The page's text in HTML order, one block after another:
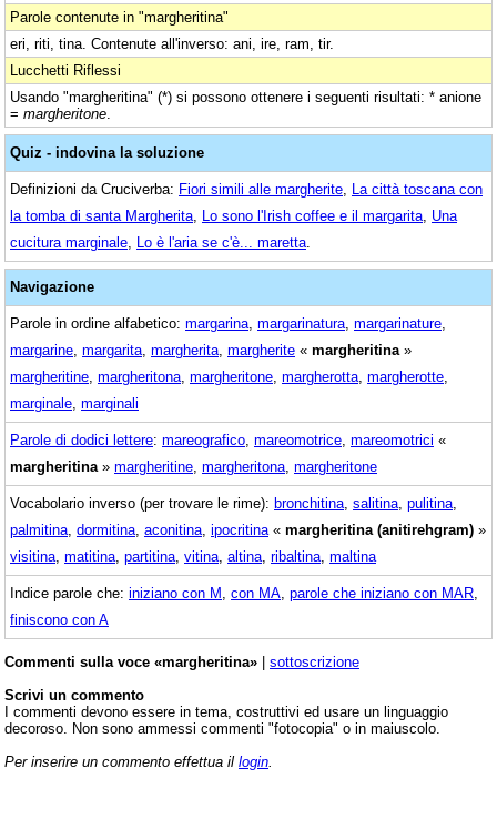
Parole contenute in "margheritina"
eri, riti, tina. Contenute all'inverso: ani, ire, ram, tir.
Lucchetti Riflessi
Usando "margheritina" (*) si possono ottenere i seguenti risultati: * anione
= margheritone
Quiz - indovina la soluzione
Definizioni da Cruciverba: Fiori simili alle margherite La città toscana con
la tomba di santa Margherita Lo sono l'Irish coffee e il margarita Una
cucitura marginale Lo è l'aria se c'è... maretta
Navigazione
Parole in ordine alfabetico: margarina margarinatura margarinature
margarine margarita margherita margherite « margheritina »
margheritine margheritona margheritone margherotta margherotte
marginale marginali
Parole di dodici lettere: mareografico mareomotrice mareomotrici «
margheritina » margheritine margheritona margheritone
Vocabolario inverso (per trovare le rime): bronchitina salitina pulitina
palmitina dormitina aconitina ipocritina « margheritina (anitirehgram) »
visitina matitina partitina vitina altina ribaltina maltina
Indice parole che: iniziano con M con MA parole che iniziano con MAR
finiscono con A
Commenti sulla voce «margheritina» | sottoscrizione
Scrivi un commento
I commenti devono essere in tema, costruttivi ed usare un linguaggio
decoroso. Non sono ammessi commenti "fotocopia" o in maiuscolo.
Per inserire un commento effettua il login